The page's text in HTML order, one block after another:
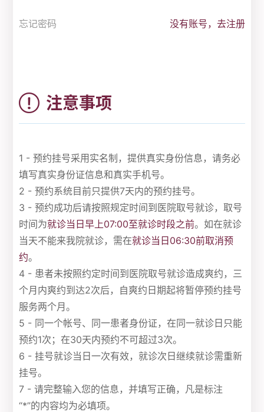
忘记密码 没有账号，去注册
注意事项
1 - 预约挂号采用实名制，提供真实身份信息，请务必
填写真实身份证信息和真实手机号。
2 - 预约系统目前只提供7天内的预约挂号。
3 - 预约成功后请按照规定时间到医院取号就诊，取号
时间为就诊当日早上07:00至就诊时段之前。如在就诊
当天不能来我院就诊，需在就诊当日06:30前取消预
约。
4 - 患者未按照约定时间到医院取号就诊造成爽约，三
个月内爽约到达2次后，自爽约日期起将暂停预约挂号
服务两个月。
5 - 同一个帐号、同一患者身份证，在同一就诊日只能
预约1次；在30天内预约不可超过3次。
6 - 挂号就诊当日一次有效，就诊次日继续就诊需重新
挂号。
7 - 请完整输入您的信息，并填写正确，凡是标注
“*”的内容均为必填项。